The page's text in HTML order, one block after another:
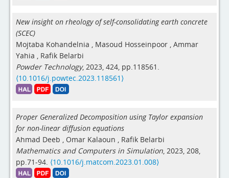
New insight on rheology of self-consolidating earth concrete
(SCEC)
Mojtaba Kohandelnia , Masoud Hosseinpoor , Ammar
Yahia , Rafik Belarbi
Powder Technology, 2023, 424, pp.118561.
⟨10.1016/j.powtec.2023.118561⟩
Proper Generalized Decomposition using Taylor expansion
for non-linear diffusion equations
Ahmad Deeb , Omar Kalaoun , Rafik Belarbi
Mathematics and Computers in Simulation, 2023, 208,
pp.71-94. ⟨10.1016/j.matcom.2023.01.008⟩